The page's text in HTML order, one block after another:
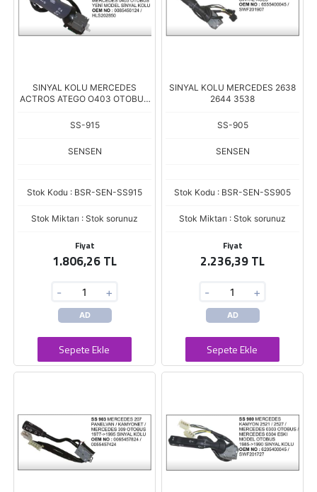
SINYAL KOLU MERCEDES
ACTROS ATEGO O403 OTOBUS
SS-915
SENSEN
Stok Kodu : BSR-SEN-SS915
Stok Miktarı : Stok sorunuz
Fiyat
1.806,26 TL
- +
AD
Sepete Ekle
SINYAL KOLU MERCEDES 2638
2644 3538
SS-905
SENSEN
Stok Kodu : BSR-SEN-SS905
Stok Miktarı : Stok sorunuz
Fiyat
2.236,39 TL
- +
AD
Sepete Ekle